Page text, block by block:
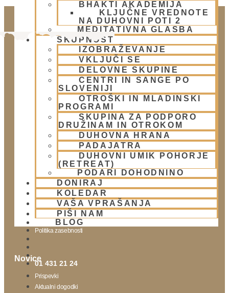
BHAKTI AKADEMIJA
KLJUČNE VREDNOTE
NA DUHOVNI POTI 2
MEDITATIVNA GLASBA
SKUPNOST
IZOBRAŽEVANJE
VKLJUČI SE
DELOVNE SKUPINE
CENTRI IN SANGE PO
SLOVENIJI
OTROŠKI IN MLADINSKI
PROGRAMI
SKUPINA ZA PODPORO
DRUŽINAM IN OTROKOM
DUHOVNA HRANA
PADAJATRA
DUHOVNI UMIK POHORJE
(RETREAT)
PODARI DOHODNINO
DONIRAJ
KOLEDAR
VAŠA VPRAŠANJA
PIŠI NAM
BLOG
01 431 21 24
Klikni gumb spodaj.
Doniraj
Obišči nas
Lokacija
Urnik templja
Nedeljsko srečanje
Parkiranje
Politika zasebnosti
Novice
Prispevki
Aktualni dogodki